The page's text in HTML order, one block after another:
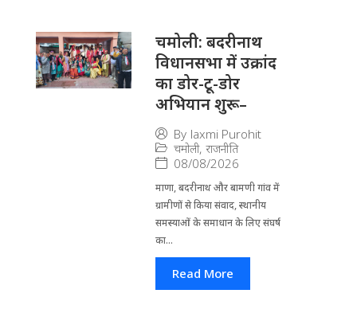
चमोली: बदरीनाथ
विधानसभा में उक्रांद
का डोर-टू-डोर
अभियान शुरू–
By laxmi Purohit
चमोली, राजनीति
08/08/2026
माणा, बदरीनाथ और बामणी गांव में
ग्रामीणों से किया संवाद, स्थानीय
समस्याओं के समाधान के लिए संघर्ष
का...
Read More